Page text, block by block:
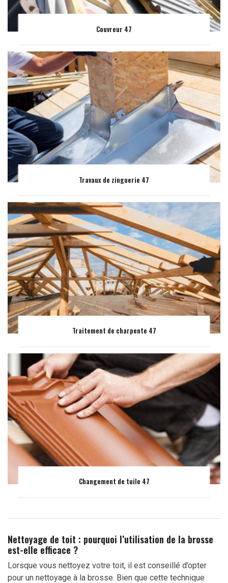
Couvreur 47
Travaux de zinguerie 47
Traitement de charpente 47
Changement de tuile 47
Nettoyage de toit : pourquoi l’utilisation de la brosse
est-elle efficace ?
Lorsque vous nettoyez votre toit, il est conseillé d’opter
pour un nettoyage à la brosse. Bien que cette technique